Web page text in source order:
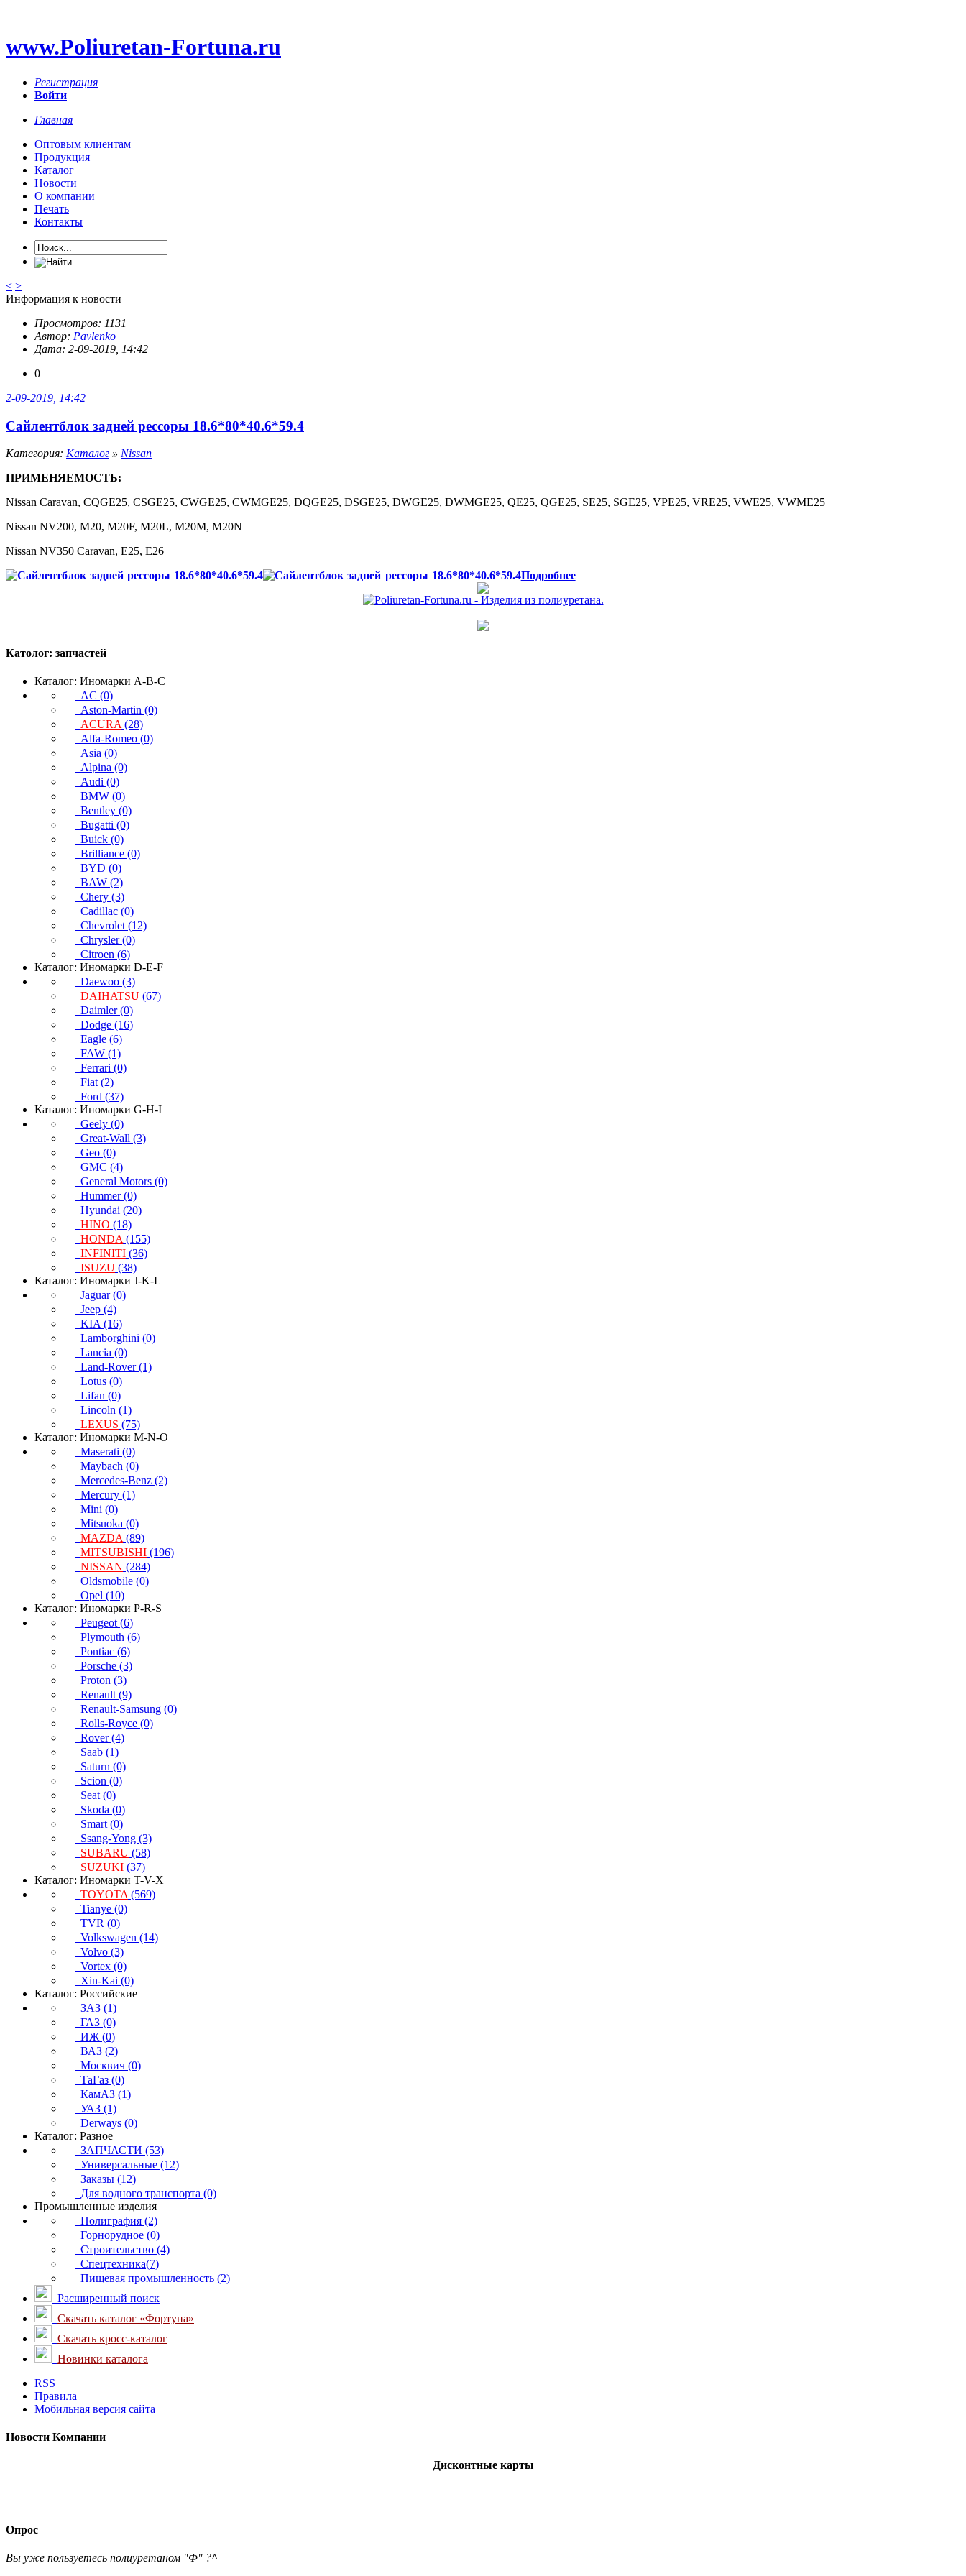
www.Poliuretan-Fortuna.ru
Регистрация
Войти
Главная
Оптовым клиентам
Продукция
Каталог
Новости
О компании
Печать
Контакты
< >
Информация к новости
Просмотров: 1131
Автор: Pavlenko
Дата: 2-09-2019, 14:42
0
2-09-2019, 14:42
Сайлентблок задней рессоры 18.6*80*40.6*59.4
Категория: Каталог » Nissan
ПРИМЕНЯЕМОСТЬ:
Nissan Caravan, CQGE25, CSGE25, CWGE25, CWMGE25, DQGE25, DSGE25, DWGE25, DWMGE25, QE25, QGE25, SE25, SGE25, VPE25, VRE25, VWE25, VWME25
Nissan NV200, M20, M20F, M20L, M20M, M20N
Nissan NV350 Caravan, E25, E26
Подробнее
Католог: запчастей
Каталог: Иномарки A-B-C
AC (0)
Aston-Martin (0)
ACURA (28)
Alfa-Romeo (0)
Asia (0)
Alpina (0)
Audi (0)
BMW (0)
Bentley (0)
Bugatti (0)
Buick (0)
Brilliance (0)
BYD (0)
BAW (2)
Chery (3)
Cadillac (0)
Chevrolet (12)
Chrysler (0)
Citroen (6)
Каталог: Иномарки D-E-F
Daewoo (3)
DAIHATSU (67)
Daimler (0)
Dodge (16)
Eagle (6)
FAW (1)
Ferrari (0)
Fiat (2)
Ford (37)
Каталог: Иномарки G-H-I
Geely (0)
Great-Wall (3)
Geo (0)
GMC (4)
General Motors (0)
Hummer (0)
Hyundai (20)
HINO (18)
HONDA (155)
INFINITI (36)
ISUZU (38)
Каталог: Иномарки J-K-L
Jaguar (0)
Jeep (4)
KIA (16)
Lamborghini (0)
Lancia (0)
Land-Rover (1)
Lotus (0)
Lifan (0)
Lincoln (1)
LEXUS (75)
Каталог: Иномарки M-N-O
Maserati (0)
Maybach (0)
Mercedes-Benz (2)
Mercury (1)
Mini (0)
Mitsuoka (0)
MAZDA (89)
MITSUBISHI (196)
NISSAN (284)
Oldsmobile (0)
Opel (10)
Каталог: Иномарки P-R-S
Peugeot (6)
Plymouth (6)
Pontiac (6)
Porsche (3)
Proton (3)
Renault (9)
Renault-Samsung (0)
Rolls-Royce (0)
Rover (4)
Saab (1)
Saturn (0)
Scion (0)
Seat (0)
Skoda (0)
Smart (0)
Ssang-Yong (3)
SUBARU (58)
SUZUKI (37)
Каталог: Иномарки T-V-X
TOYOTA (569)
Tianye (0)
TVR (0)
Volkswagen (14)
Volvo (3)
Vortex (0)
Xin-Kai (0)
Каталог: Российские
ЗАЗ (1)
ГАЗ (0)
ИЖ (0)
ВАЗ (2)
Москвич (0)
ТаГаз (0)
КамАЗ (1)
УАЗ (1)
Derways (0)
Каталог: Разное
ЗАПЧАСТИ (53)
Универсальные (12)
Заказы (12)
Для водного транспорта (0)
Промышленные изделия
Полиграфия (2)
Горнорудное (0)
Строительство (4)
Спецтехника(7)
Пищевая промышленность (2)
Расширенный поиск
Скачать каталог «Фортуна»
Скачать кросс-каталог
Новинки каталога
RSS
Правила
Мобильная версия сайта
Новости Компании
Дисконтные карты
Опрос
Вы уже пользуетесь полиуретаном "Ф" ?^